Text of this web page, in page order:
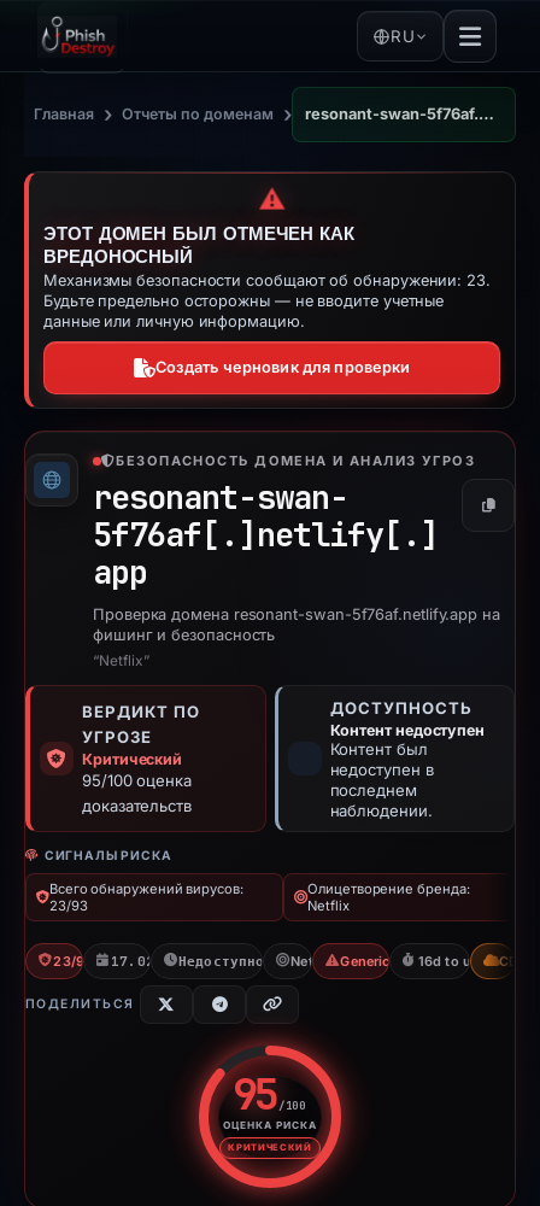
RU
Главная › Отчеты по доменам › resonant-swan-5f76af.netlify.app
⚠️
ЭТОТ ДОМЕН БЫЛ ОТМЕЧЕН КАК
ВРЕДОНОСНЫЙ
Механизмы безопасности сообщают об обнаружении: 23.
Будьте предельно осторожны — не вводите учетные
данные или личную информацию.
Создать черновик для проверки
БЕЗОПАСНОСТЬ ДОМЕНА И АНАЛИЗ УГРОЗ
resonant-swan-
5f76af[.] netlify[.]
app
Проверка домена resonant-swan-5f76af.netlify.app на
фишинг и безопасность
“Netflix”
ВЕРДИКТ ПО
УГРОЗЕ
Критический
95/100 оценка
доказательств
ДОСТУПНОСТЬ
Контент недоступен
Контент был
недоступен в
последнем
наблюдении.
СИГНАЛЫ РИСКА
Всего обнаружений вирусов:
23/93
Олицетворение бренда:
Netflix
23/93 VT17.02.2026Недоступно с 06.03.2026
Netflix Generic Phishing16d to unavailable
CDN
ПОДЕЛИТЬСЯ
95/100
ОЦЕНКА РИСКА
КРИТИЧЕСКИЙ
Оценка риска: 95 из 100.